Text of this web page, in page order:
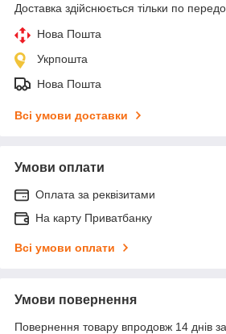
Доставка здійснюється тільки по
Нова Пошта
Укрпошта
Нова Пошта
Всі умови доставки
Умови оплати
Оплата за реквізитами
На карту Приватбанку
Всі умови оплати
Умови повернення
Повернення товару впродовж 14 днів